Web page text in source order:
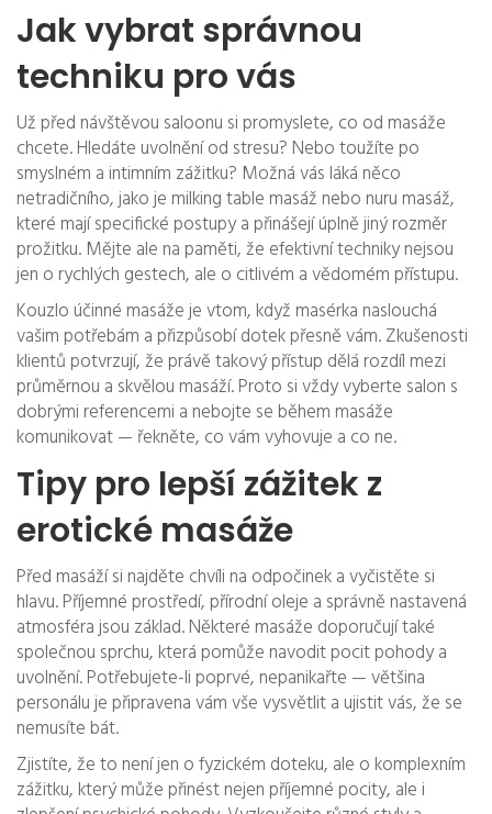
Jak vybrat správnou
techniku pro vás
Už před návštěvou saloonu si promyslete, co od masáže
chcete. Hledáte uvolnění od stresu? Nebo toužíte po
smyslném a intimním zážitku? Možná vás láká něco
netradičního, jako je milking table masáž nebo nuru masáž,
které mají specifické postupy a přinášejí úplně jiný rozměr
prožitku. Mějte ale na paměti, že efektivní techniky nejsou
jen o rychlých gestech, ale o citlivém a vědomém přístupu.
Kouzlo účinné masáže je vtom, když masérka naslouchá
vašim potřebám a přizpůsobí dotek přesně vám. Zkušenosti
klientů potvrzují, že právě takový přístup dělá rozdíl mezi
průměrnou a skvělou masáží. Proto si vždy vyberte salon s
dobrými referencemi a nebojte se během masáže
komunikovat — řekněte, co vám vyhovuje a co ne.
Tipy pro lepší zážitek z
erotické masáže
Před masáží si najděte chvíli na odpočinek a vyčistěte si
hlavu. Příjemné prostředí, přírodní oleje a správně nastavená
atmosféra jsou základ. Některé masáže doporučují také
společnou sprchu, která pomůže navodit pocit pohody a
uvolnění. Potřebujete-li poprvé, nepanikařte — většina
personálu je připravena vám vše vysvětlit a ujistit vás, že se
nemusíte bát.
Zjistíte, že to není jen o fyzickém doteku, ale o komplexním
zážitku, který může přinést nejen příjemné pocity, ale i